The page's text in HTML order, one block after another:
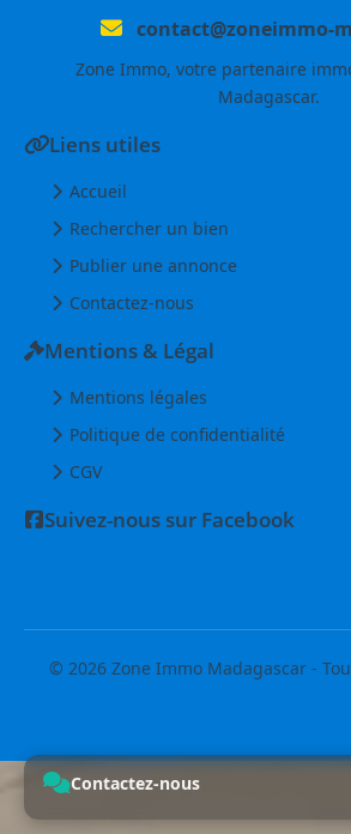
contact@zoneimmo-
Zone Immo, votre partenaire
Madagascar.
Liens utiles
Accueil
Rechercher un bien
Publier une annonce
Contactez-nous
Mentions & Légal
Mentions légales
Politique de confidentialité
CGV
Suivez-nous sur Facebook
© 2026 Zone Immo Madagascar -
Contactez-nous